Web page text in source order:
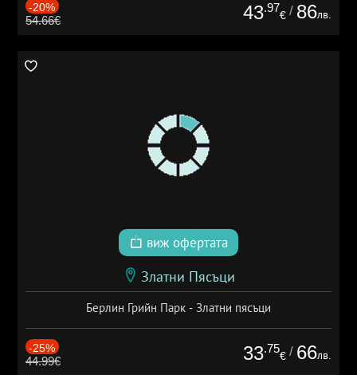
-20%
54.66€ 43.97
€ / 86лв.
виж офертата
Златни Пясъци
Берлин Грийн Парк - Златни пясъци
-25%
44.99€ 33.75
€ / 66лв.